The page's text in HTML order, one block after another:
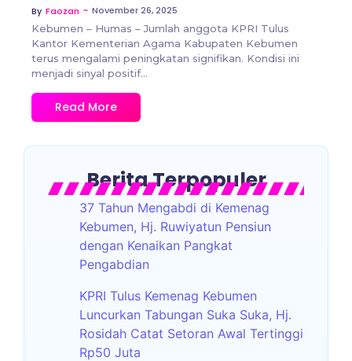
By Faozan ~ November 26, 2025
Kebumen – Humas – Jumlah anggota KPRI Tulus
Kantor Kementerian Agama Kabupaten Kebumen
terus mengalami peningkatan signifikan. Kondisi ini
menjadi sinyal positif...
Read More
Berita Terpopuler
37 Tahun Mengabdi di Kemenag
Kebumen, Hj. Ruwiyatun Pensiun
dengan Kenaikan Pangkat
Pengabdian
KPRI Tulus Kemenag Kebumen
Luncurkan Tabungan Suka Suka, Hj.
Rosidah Catat Setoran Awal Tertinggi
Rp50 Juta